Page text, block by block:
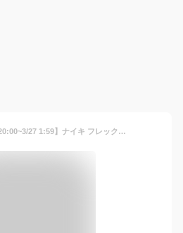
【MAX50%OFF 3/21 20:00~3/27 1:59】ナイキ フレックス ランナー 2 ベビー シューズ NIKE シューズ Kids キッズ スニーカー FA23 青 靴 dj6039-400 出産祝い 内祝い ギフト 白